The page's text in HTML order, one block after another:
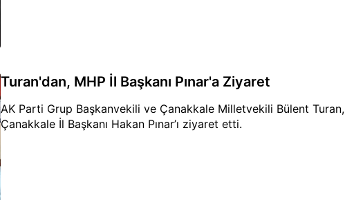
Turan'dan, MHP İl Başkanı Pınar'a Ziyaret
AK Parti Grup Başkanvekili ve Çanakkale Milletvekili Bülent
Çanakkale İl Başkanı Hakan Pınar’ı ziyaret etti.